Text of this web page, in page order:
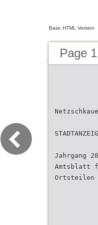
Basic HTML Version
Page
Jahrgang
Amtsblatt
Ortsteilen